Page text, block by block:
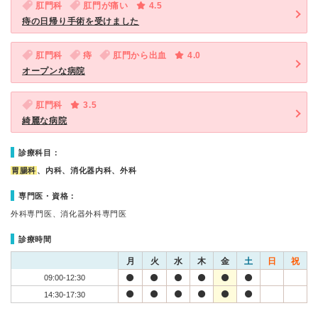
肛門科 肛門が痛い
4.5
痔の日帰り手術を受けました
肛門科 痔 肛門から出血
4.0
オープンな病院
肛門科
3.5
綺麗な病院
診療科目：
胃腸科 、内科、消化器内科、外科
専門医・資格：
外科専門医、消化器外科専門医
診療時間
月 火 水 木 金 土 日 祝
09:00-12:30
14:30-17:30